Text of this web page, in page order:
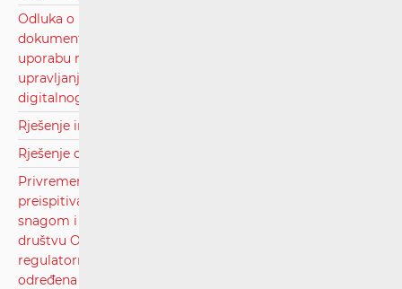
Odluka o raspisivanju natječaja i natječajne
dokumentacije za izdavanje pojedinačne dozvole za
uporabu radiofrekvencijskog spektra za pružanje usluge
upravljanja elektroničkom komunikacijskom mrežom
digitalnog radija na području Republike Hrvatske.pdf
Rješenje inspektora - HŽI članak 48. stavak 7. ZOŽ-a.pdf
Rješenje o izvršenju - Hrvatski Telekom d.d.pdf
Privremeno rješenje kojim se do okončanja postupka
preispitivanja statusa operatora sa značajnom tržišnom
snagom i određivanja regulatornih obveza trgovačkom
društvu OT-Optima Telekom d.d., privremeno ukida
regulatorna obveza provođenja Testa istiskivanja marže
određena unutar regulatorne obveze nadzora cijena i